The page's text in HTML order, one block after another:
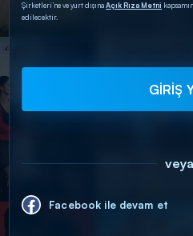
Şirketleri’ne ve yurt dışınaAçık Rıza Metni
edilecektir.
GİRİŞ
veya
Facebook ile devam et